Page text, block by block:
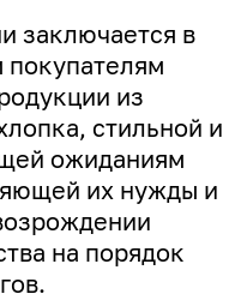
заключается в
из
стильной и
ожиданиям
их нужды и
на порядок